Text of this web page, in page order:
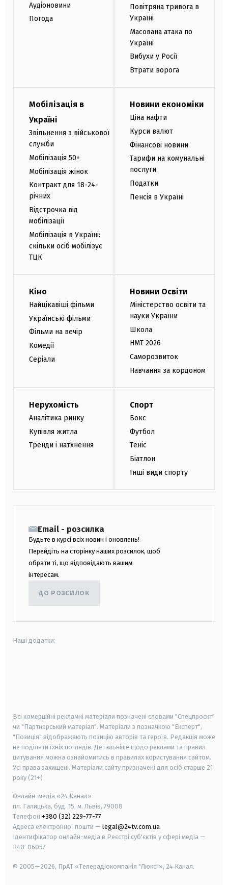
Аудіоновини
Погода
Повітряна тривога в
Україні
Масована атака по
Україні
Вибухи у Росії
Втрати ворога
Мобілізація в
Україні
Звільнення з військової
служби
Мобілізація 50+
Мобілізація жінок
Контракт для 18-24-
річних
Відстрочка від
мобілізації
Мобілізація в Україні:
скільки осіб мобілізує
ТЦК
Новини економіки
Ціна нафти
Курси валют
Фінансові новини
Тарифи на комунальні
послуги
Податки
Пенсія в Україні
Кіно
Найцікавіші фільми
Українські фільми
Фільми на вечір
Комедії
Серіали
Новини Освіти
Міністерство освіти та
науки України
Школа
НМТ 2026
Саморозвиток
Навчання за кордоном
Нерухомість
Аналітика ринку
Купівля житла
Тренди і натхнення
Спорт
Бокс
Футбол
Теніс
Біатлон
Інші види спорту
Email - розсилка
Будьте в курсі всіх новин і оновлень!
Перейдіть на сторінку наших розсилок, щоб
обрати ті, що відповідають вашим
інтересам.
ДО РОЗСИЛОК
Наші додатки:
Всі комерційні рекламні матеріали позначені словами "Спецпроєкт"
чи "Партнерський матеріал". Матеріали з позначкою "Експерт",
"Позиція" відображають позицію авторів та героїв. Редакція може
не поділяти їхніх поглядів. Детальніше щодо реклами та правил
цитування можна ознайомитись в правилах користування сайтом.
Усі права захищені. Матеріали сайту призначені для осіб старше 21
року (21+)
Онлайн-медіа «24 Канал»
пл. Галицька, буд. 15, м. Львів, 79008
Телефон +380 (32) 229-77-77
Адреса електронної пошти — legal@24tv.com.ua
Ідентифікатор онлайн-медіа в Реєстрі суб'єктів у сфері медіа —
R40-06057
© 2005—2026, ПрАТ «Телерадіокомпанія "Люкс"», 24 Канал.